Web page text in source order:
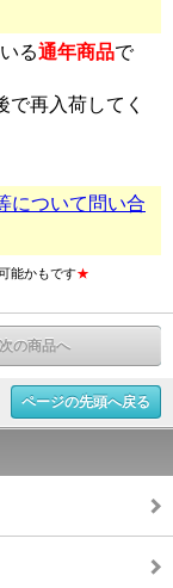
る通年商品で
で再入荷してく
について問い合
能かもです★
次の商品へ
ページの先頭へ戻る